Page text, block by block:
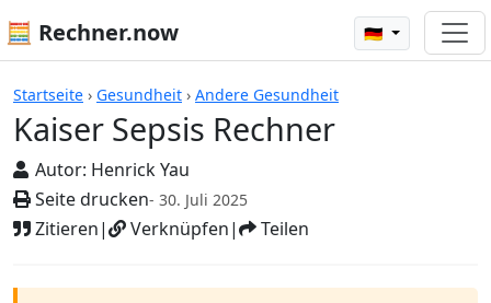
🧮 Rechner.now 🇩🇪
Startseite › Gesundheit › Andere Gesundheit
Kaiser Sepsis Rechner
Autor: Henrick Yau
Seite drucken- 30. Juli 2025
Zitieren| Verknüpfen| Teilen
Rechner